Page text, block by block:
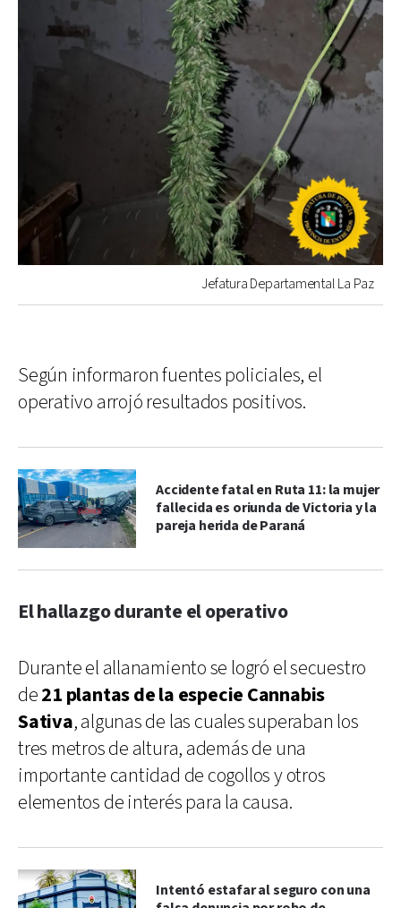
Jefatura Departamental La Paz
Según informaron fuentes policiales, el
operativo arrojó resultados positivos.
Accidente fatal en Ruta 11: la mujer
fallecida es oriunda de Victoria y la
pareja herida de Paraná
El hallazgo durante el operativo
Durante el allanamiento se logró el secuestro
de21 plantas de la especie Cannabis
Sativa, algunas de las cuales superaban los
tres metros de altura, además de una
importante cantidad de cogollos y otros
elementos de interés para la causa.
Intentó estafar al seguro con una